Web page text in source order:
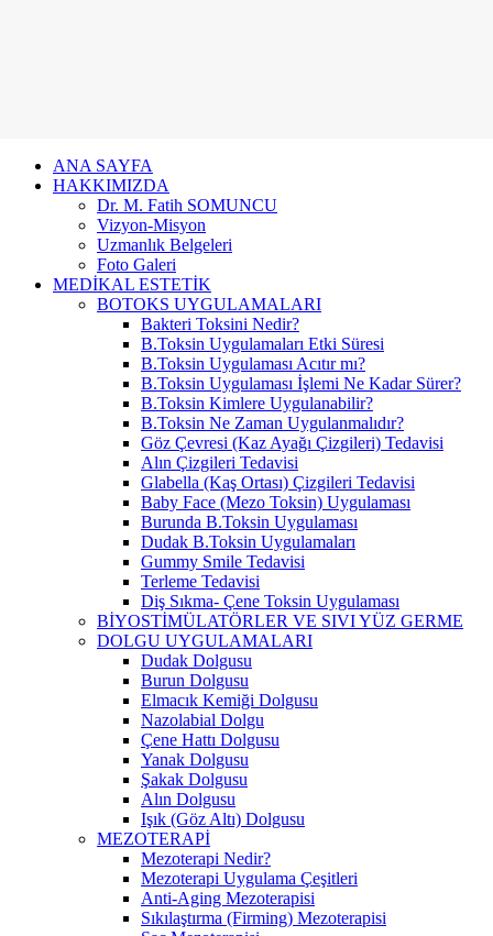
ANA SAYFA
HAKKIMIZDA
Dr. M. Fatih SOMUNCU
Vizyon-Misyon
Uzmanlık Belgeleri
Foto Galeri
MEDİKAL ESTETİK
BOTOKS UYGULAMALARI
Bakteri Toksini Nedir?
B.Toksin Uygulamaları Etki Süresi
B.Toksin Uygulaması Acıtır mı?
B.Toksin Uygulaması İşlemi Ne Kadar Sürer?
B.Toksin Kimlere Uygulanabilir?
B.Toksin Ne Zaman Uygulanmalıdır?
Göz Çevresi (Kaz Ayağı Çizgileri) Tedavisi
Alın Çizgileri Tedavisi
Glabella (Kaş Ortası) Çizgileri Tedavisi
Baby Face (Mezo Toksin) Uygulaması
Burunda B.Toksin Uygulaması
Dudak B.Toksin Uygulamaları
Gummy Smile Tedavisi
Terleme Tedavisi
Diş Sıkma- Çene Toksin Uygulaması
BİYOSTİMÜLATÖRLER VE SIVI YÜZ GERME
DOLGU UYGULAMALARI
Dudak Dolgusu
Burun Dolgusu
Elmacık Kemiği Dolgusu
Nazolabial Dolgu
Çene Hattı Dolgusu
Yanak Dolgusu
Şakak Dolgusu
Alın Dolgusu
Işık (Göz Altı) Dolgusu
MEZOTERAPİ
Mezoterapi Nedir?
Mezoterapi Uygulama Çeşitleri
Anti-Aging Mezoterapisi
Sıkılaştırma (Firming) Mezoterapisi